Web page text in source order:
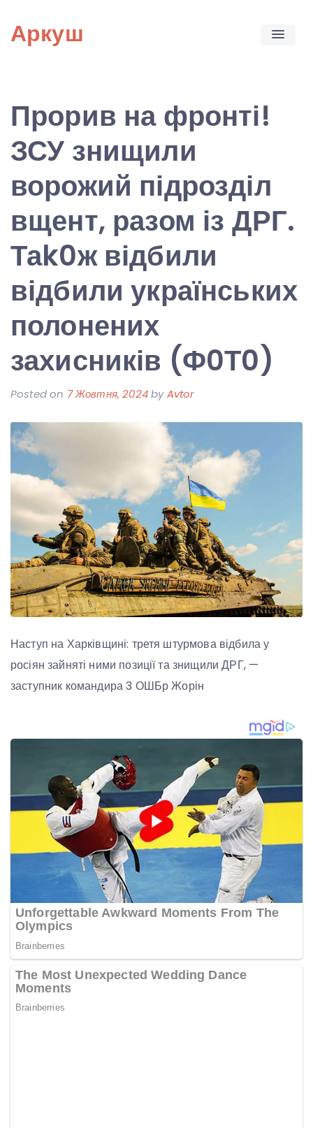
content
Аркуш
Прорив на фронті!
ЗСУ знищили
ворожий підрозділ
вщент, разом із ДРГ.
Таk0ж відбили
відбили українських
полонених
захисників (Ф0Т0)
Posted on 7 Жовтня, 2024byAvtor
Наступ на Харківщині: третя штурмова відбила у
росіян зайняті ними позиції та знищили ДРГ, —
заступник командира 3 ОШБр Жорін